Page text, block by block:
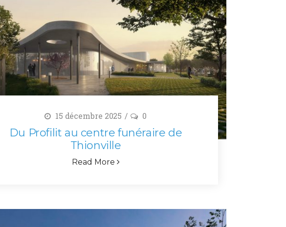
15 décembre 2025 0
Du Profilit au centre funéraire de
Thionville
Read More